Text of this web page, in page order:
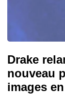
Drake
nouveau
images